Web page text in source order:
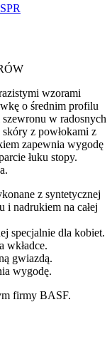
wzorami
o średnim profilu
w radosnych
z powłokami z
zapewnia wygodę
łuku stopy.
z syntetycznej
i nadrukiem na całej
specjalnie dla kobiet.
wkładce.
gwiazdą.
wygodę.
firmy BASF.